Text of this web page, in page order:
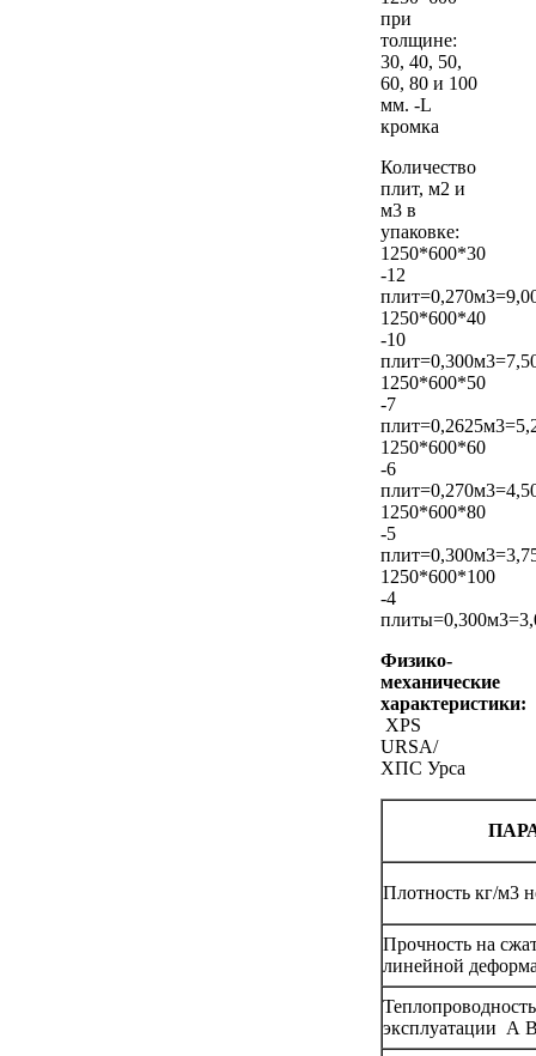
при
толщине:
30, 40, 50,
60, 80 и 100
мм. -L
кромка
Количество
плит, м2 и
м3 в
упаковке:
1250*600*30
-12
1250*600*40
-10
1250*600*50
-7
1250*600*60
-6
1250*600*80
-5
1250*600*100
-4
Физико-
механические
характеристики:
XPS
URSA/
ХПС Урса
Плотность кг/м3
Прочность на
линейной
эксплуатации А